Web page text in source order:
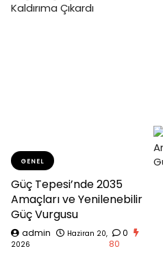
GENEL
Güç Tepesi’nde 2035
Amaçları ve Yenilenebilir
Güç Vurgusu
admin
Haziran 20,
2026
0
80